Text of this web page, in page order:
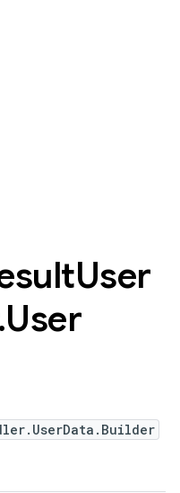
User
User